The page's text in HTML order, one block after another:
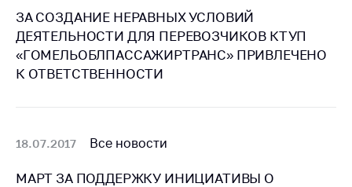
субъектов торговли,
общественного
питания, бытового
обслуживания
регулирования и
конкурентной
политики
ЗА СОЗДАНИЕ НЕРАВНЫХ УСЛОВИЙ
ДЕЯТЕЛЬНОСТИ ДЛЯ ПЕРЕВОЗЧИКОВ КТУП
«ГОМЕЛЬОБЛПАССАЖИРТРАНС» ПРИВЛЕЧЕНО
К ОТВЕТСТВЕННОСТИ
18.07.2017 Все новости
МАРТ ЗА ПОДДЕРЖКУ ИНИЦИАТИВЫ О